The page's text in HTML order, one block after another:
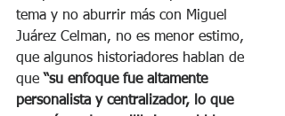
tema y no aburrir más con Miguel
Juárez Celman, no es menor estimo,
que algunos historiadores hablan de
que “su enfoque fue altamente
personalista y centralizador, lo que